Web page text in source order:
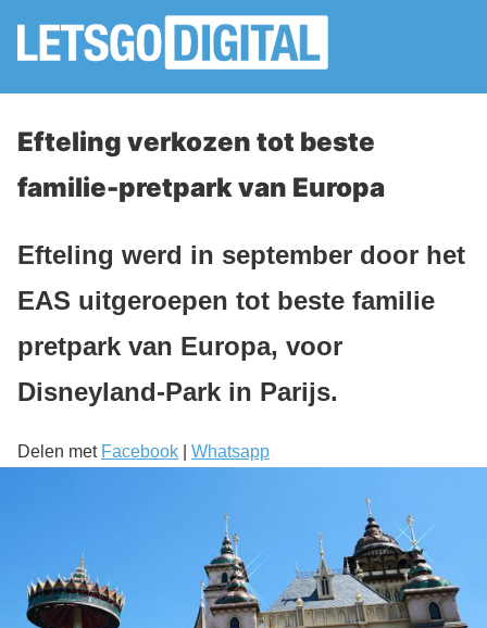
Efteling verkozen tot beste
familie-pretpark van Europa
Efteling werd in september door het
EAS uitgeroepen tot beste familie
pretpark van Europa, voor
Disneyland-Park in Parijs.
Delen met Facebook Whatsapp